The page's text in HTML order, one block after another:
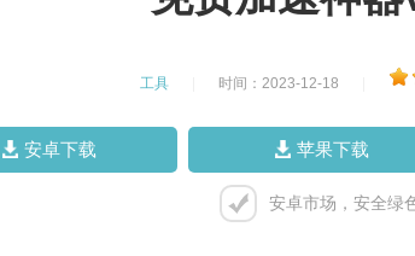
工具 时间：2023-12-18
安卓下载 苹果下载
安卓市场，安全绿